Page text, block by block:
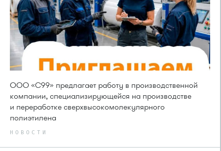
ООО «С99» предлагает работу в производственной
компании, специализирующейся на производстве
и переработке сверхвысокомолекулярного
полиэтилена
НОВОСТИ